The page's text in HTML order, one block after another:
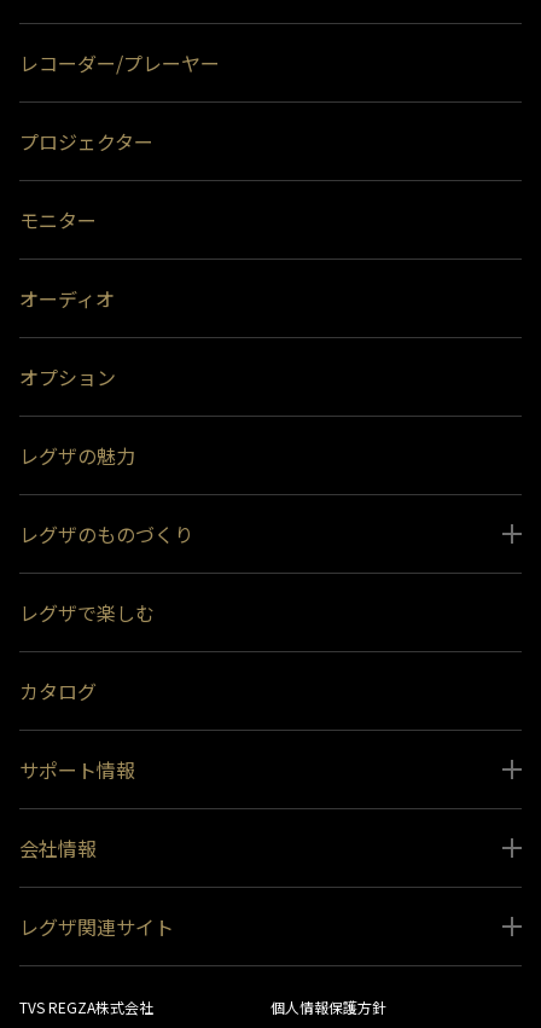
レコーダー/プレーヤー
プロジェクター
モニター
オーディオ
オプション
レグザの魅力
レグザのものづくり
受賞履歴
おすすめ番組
レグザで楽しむ
カタログ
サポート情報
インフォメーション 一覧
よくあるご質問 (FAQ）
お問い合わせ
生産終了商品一覧
会社情報
会社概要
レグザ関連サイト
レグザ メンバーズ
TVS REGZA株式会社 個人情報保護方針